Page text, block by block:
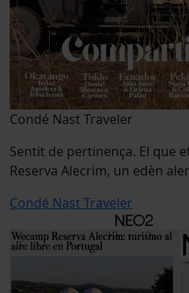
Condé Nast Traveler
Sentit de pertinença. El que
Reserva Alecrim, un edèn
Condé Nast Traveler